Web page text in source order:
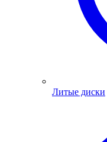
Литые диски